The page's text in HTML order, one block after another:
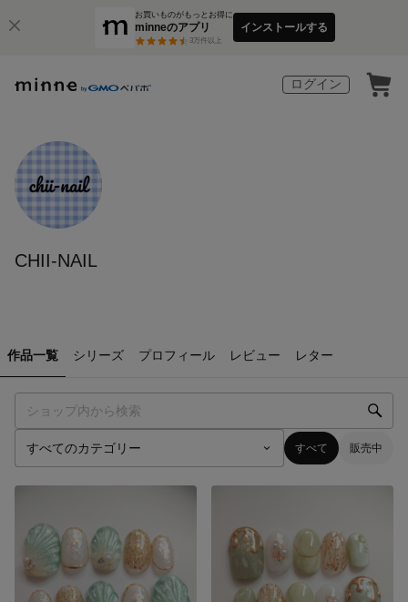
お買いものがもっとお得に
minneのアプリ
3万件以上
インストールする
ログイン
CHII-NAIL
作品一覧 シリーズ プロフィール レビュー レター
すべて 販売中